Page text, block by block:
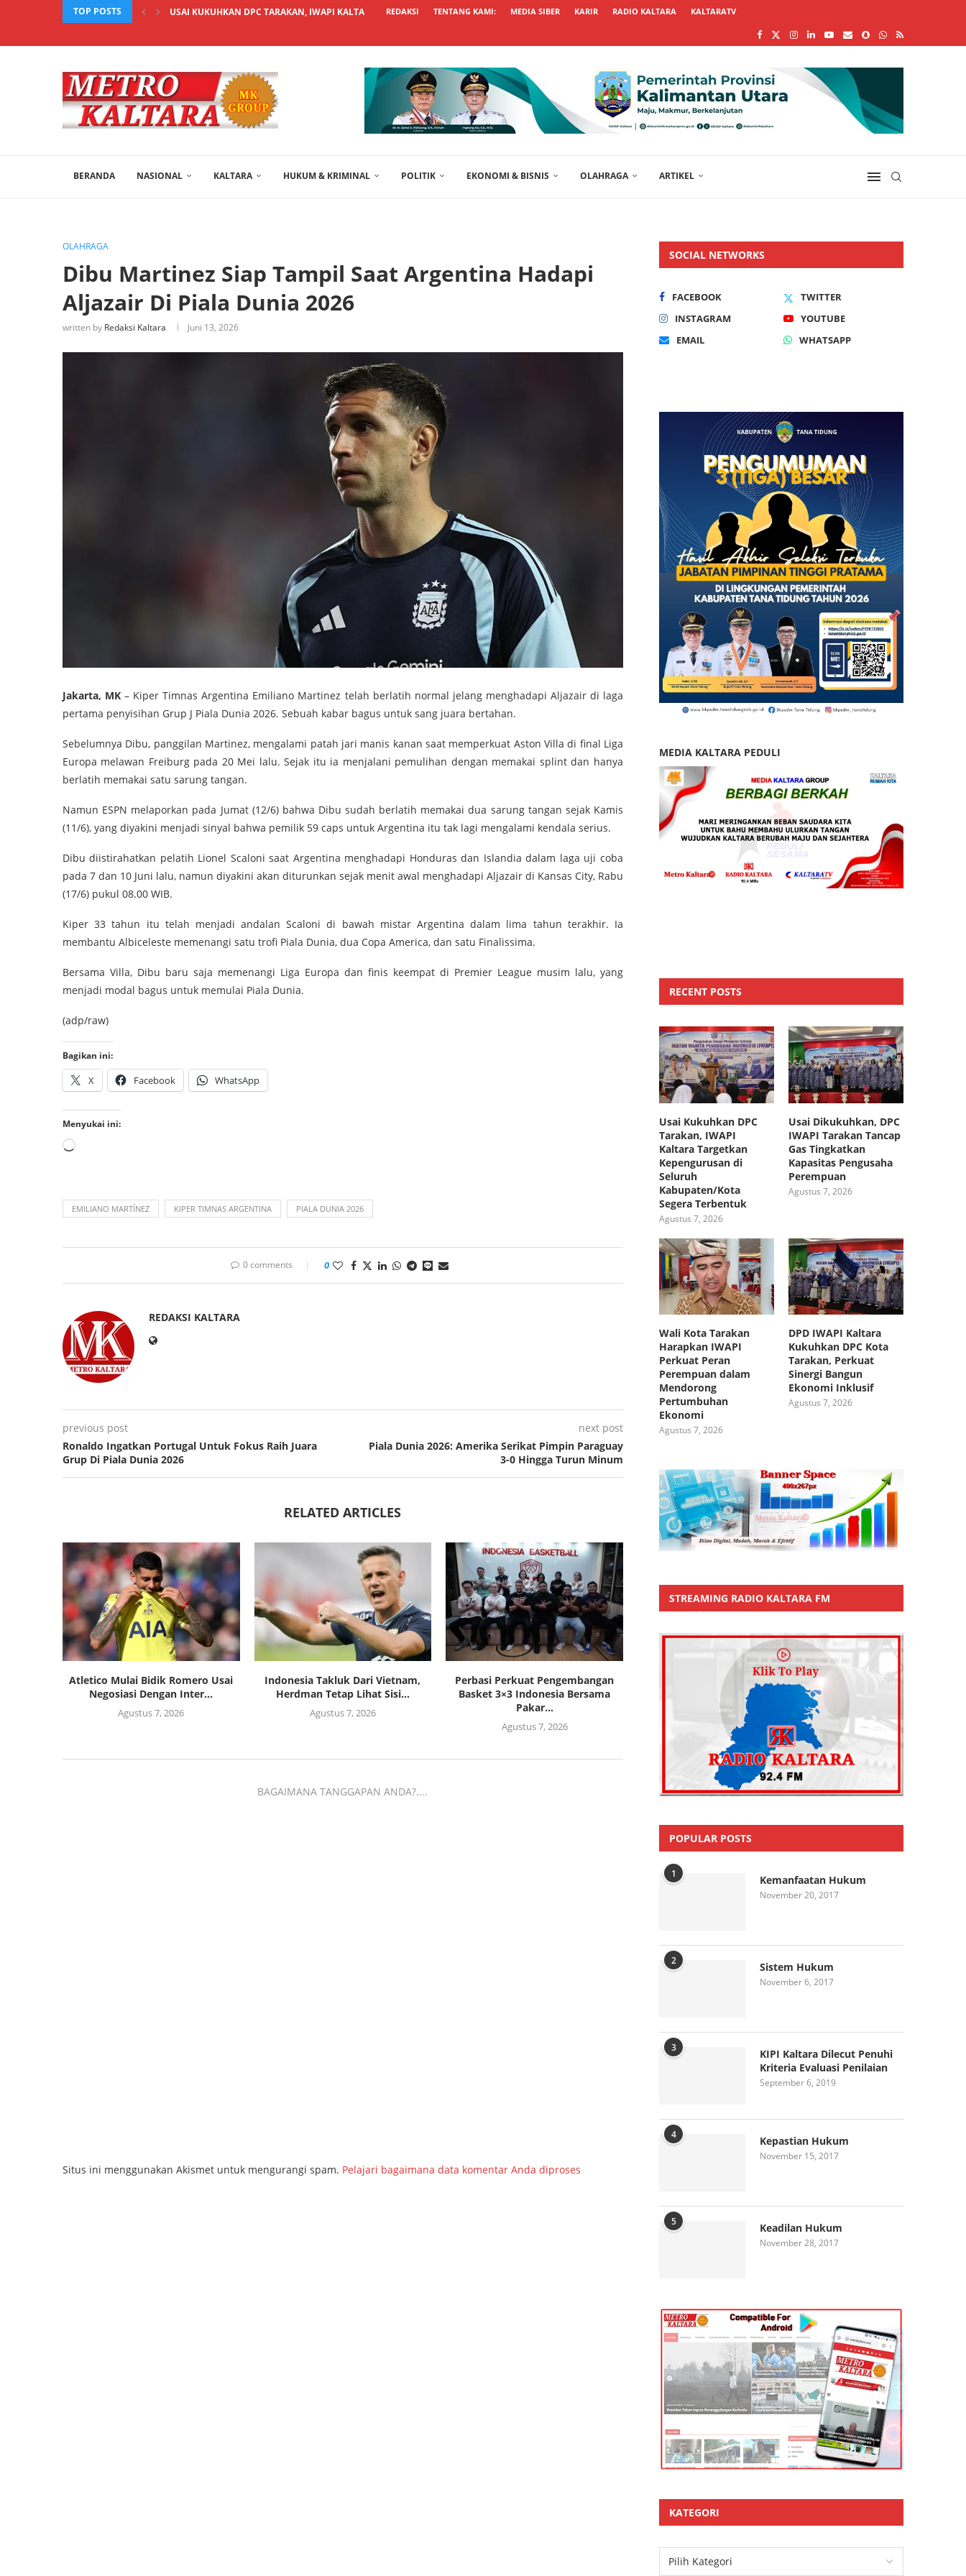
TOP POSTS USAI KUKUHKAN DPC TARAKAN, IWAPI KALTARA TARGETKAN KEPENGURUSAN...
REDAKSI TENTANG KAMI: MEDIA SIBER KARIR RADIO KALTARA KALTARATV
BERANDA NASIONAL KALTARA HUKUM & KRIMINAL POLITIK EKONOMI & BISNIS OLAHRAGA ARTIKEL
OLAHRAGA
Dibu Martinez Siap Tampil Saat Argentina Hadapi
Aljazair Di Piala Dunia 2026
written by Redaksi Kaltara Juni 13, 2026
Jakarta, MK – Kiper Timnas Argentina Emiliano Martinez telah berlatih normal jelang menghadapi Aljazair di laga
pertama penyisihan Grup J Piala Dunia 2026. Sebuah kabar bagus untuk sang juara bertahan.
Sebelumnya Dibu, panggilan Martinez, mengalami patah jari manis kanan saat memperkuat Aston Villa di final Liga
Europa melawan Freiburg pada 20 Mei lalu. Sejak itu ia menjalani pemulihan dengan memakai splint dan hanya
berlatih memakai satu sarung tangan.
Namun ESPN melaporkan pada Jumat (12/6) bahwa Dibu sudah berlatih memakai dua sarung tangan sejak Kamis
(11/6), yang diyakini menjadi sinyal bahwa pemilik 59 caps untuk Argentina itu tak lagi mengalami kendala serius.
Dibu diistirahatkan pelatih Lionel Scaloni saat Argentina menghadapi Honduras dan Islandia dalam laga uji coba
pada 7 dan 10 Juni lalu, namun diyakini akan diturunkan sejak menit awal menghadapi Aljazair di Kansas City, Rabu
(17/6) pukul 08.00 WIB.
Kiper 33 tahun itu telah menjadi andalan Scaloni di bawah mistar Argentina dalam lima tahun terakhir. Ia
membantu Albiceleste memenangi satu trofi Piala Dunia, dua Copa America, dan satu Finalissima.
Bersama Villa, Dibu baru saja memenangi Liga Europa dan finis keempat di Premier League musim lalu, yang
menjadi modal bagus untuk memulai Piala Dunia.
(adp/raw)
Bagikan ini:
X Facebook WhatsApp
Menyukai ini:
EMILIANO MARTÍNEZ KIPER TIMNAS ARGENTINA PIALA DUNIA 2026
0 comments 0
REDAKSI KALTARA
previous post
Ronaldo Ingatkan Portugal Untuk Fokus Raih Juara
Grup Di Piala Dunia 2026
next post
Piala Dunia 2026: Amerika Serikat Pimpin Paraguay
3-0 Hingga Turun Minum
RELATED ARTICLES
Atletico Mulai Bidik Romero Usai
Negosiasi Dengan Inter...
Agustus 7, 2026
Indonesia Takluk Dari Vietnam,
Herdman Tetap Lihat Sisi...
Agustus 7, 2026
Perbasi Perkuat Pengembangan
Basket 3×3 Indonesia Bersama
Pakar...
Agustus 7, 2026
BAGAIMANA TANGGAPAN ANDA?....
Situs ini menggunakan Akismet untuk mengurangi spam. Pelajari bagaimana data komentar Anda diproses
SOCIAL NETWORKS
FACEBOOK
TWITTER
INSTAGRAM
YOUTUBE
EMAIL
WHATSAPP
MEDIA KALTARA PEDULI
RECENT POSTS
Usai Kukuhkan DPC
Tarakan, IWAPI
Kaltara Targetkan
Kepengurusan di
Seluruh
Kabupaten/Kota
Segera Terbentuk
Agustus 7, 2026
Usai Dikukuhkan, DPC
IWAPI Tarakan Tancap
Gas Tingkatkan
Kapasitas Pengusaha
Perempuan
Agustus 7, 2026
Wali Kota Tarakan
Harapkan IWAPI
Perkuat Peran
Perempuan dalam
Mendorong
Pertumbuhan
Ekonomi
Agustus 7, 2026
DPD IWAPI Kaltara
Kukuhkan DPC Kota
Tarakan, Perkuat
Sinergi Bangun
Ekonomi Inklusif
Agustus 7, 2026
STREAMING RADIO KALTARA FM
POPULAR POSTS
1 Kemanfaatan Hukum
November 20, 2017
2 Sistem Hukum
November 6, 2017
3
KIPI Kaltara Dilecut Penuhi
Kriteria Evaluasi Penilaian
September 6, 2019
4 Kepastian Hukum
November 15, 2017
5 Keadilan Hukum
November 28, 2017
KATEGORI